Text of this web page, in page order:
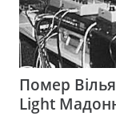
Помер
Light